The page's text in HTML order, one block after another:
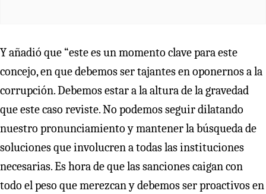
Y añadió que “este es un momento clave para este
concejo, en que debemos ser tajantes en oponernos a la
corrupción. Debemos estar a la altura de la gravedad
que este caso reviste. No podemos seguir dilatando
nuestro pronunciamiento y mantener la búsqueda de
soluciones que involucren a todas las instituciones
necesarias. Es hora de que las sanciones caigan con
todo el peso que merezcan y debemos ser proactivos en